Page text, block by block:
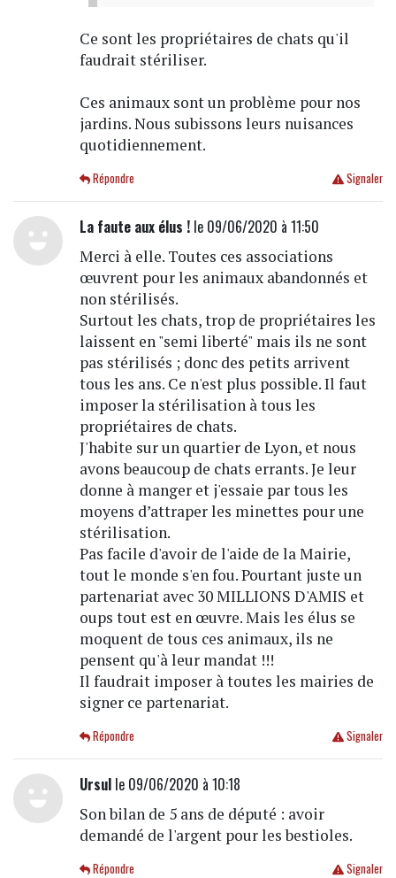
Ce sont les propriétaires de chats qu'il
faudrait stériliser.
Ces animaux sont un problème pour nos
jardins. Nous subissons leurs nuisances
quotidiennement.
Signaler
Répondre
La faute aux élus !le 09/06/2020 à 11:50
Merci à elle. Toutes ces associations
œuvrent pour les animaux abandonnés et
non stérilisés.
Surtout les chats, trop de propriétaires les
laissent en "semi liberté" mais ils ne sont
pas stérilisés ; donc des petits arrivent
tous les ans. Ce n'est plus possible. Il faut
imposer la stérilisation à tous les
propriétaires de chats.
J'habite sur un quartier de Lyon, et nous
avons beaucoup de chats errants. Je leur
donne à manger et j'essaie par tous les
moyens d’attraper les minettes pour une
stérilisation.
Pas facile d'avoir de l'aide de la Mairie,
tout le monde s'en fou. Pourtant juste un
partenariat avec 30 MILLIONS D'AMIS et
oups tout est en œuvre. Mais les élus se
moquent de tous ces animaux, ils ne
pensent qu'à leur mandat !!!
Il faudrait imposer à toutes les mairies de
signer ce partenariat.
Signaler
Répondre
Ursulle 09/06/2020 à 10:18
Son bilan de 5 ans de député : avoir
demandé de l'argent pour les bestioles.
Signaler
Répondre